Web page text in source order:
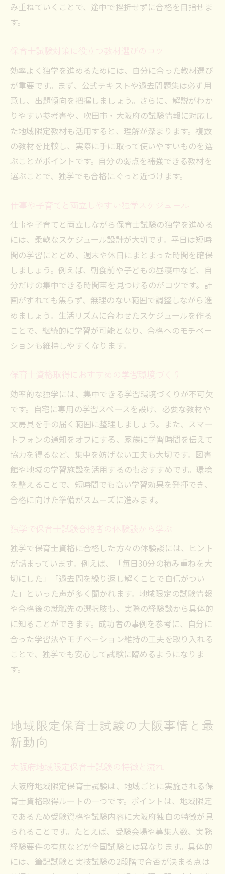
み重ねていくことで、途中で挫折せずに合格を目指せま
す。
保育士試験対策に役立つ教材選びのコツ
効率よく独学を進めるためには、自分に合った教材選び
が重要です。まず、公式テキストや過去問題集は必ず用
意し、出題傾向を把握しましょう。さらに、解説がわか
りやすい参考書や、吹田市・大阪府の試験情報に対応し
た地域限定教材も活用すると、理解が深まります。複数
の教材を比較し、実際に手に取って使いやすいものを選
ぶことがポイントです。自分の弱点を補強できる教材を
選ぶことで、独学でも合格にぐっと近づけます。
仕事や子育てと両立しやすい独学スケジュール
仕事や子育てと両立しながら保育士試験の独学を進める
には、柔軟なスケジュール設計が大切です。平日は短時
間の学習にとどめ、週末や休日にまとまった時間を確保
しましょう。例えば、朝食前や子どもの昼寝中など、自
分だけの集中できる時間帯を見つけるのがコツです。計
画がずれても焦らず、無理のない範囲で調整しながら進
めましょう。生活リズムに合わせたスケジュールを作る
ことで、継続的に学習が可能となり、合格へのモチベー
ションも維持しやすくなります。
保育士資格取得におすすめの学習環境づくり
効率的な独学には、集中できる学習環境づくりが不可欠
です。自宅に専用の学習スペースを設け、必要な教材や
文房具を手の届く範囲に整理しましょう。また、スマー
トフォンの通知をオフにする、家族に学習時間を伝えて
協力を得るなど、集中を妨げない工夫も大切です。図書
館や地域の学習施設を活用するのもおすすめです。環境
を整えることで、短時間でも高い学習効果を発揮でき、
合格に向けた準備がスムーズに進みます。
独学で保育士試験合格者の体験談から学ぶ
独学で保育士資格に合格した方々の体験談には、ヒント
が詰まっています。例えば、「毎日30分の積み重ねを大
切にした」「過去問を繰り返し解くことで自信がつい
た」といった声が多く聞かれます。地域限定の試験情報
や合格後の就職先の選択肢も、実際の経験談から具体的
に知ることができます。成功者の事例を参考に、自分に
合った学習法やモチベーション維持の工夫を取り入れる
ことで、独学でも安心して試験に臨めるようになりま
す。
地域限定保育士試験の大阪事情と最
新動向
大阪府地域限定保育士試験の特徴と流れ
大阪府地域限定保育士試験は、地域ごとに実施される保
育士資格取得ルートの一つです。ポイントは、地域限定
であるため受験資格や試験内容に大阪府独自の特徴が見
られることです。たとえば、受験会場や募集人数、実務
経験要件の有無などが全国試験とは異なります。具体的
には、筆記試験と実技試験の2段階で合否が決まる点は